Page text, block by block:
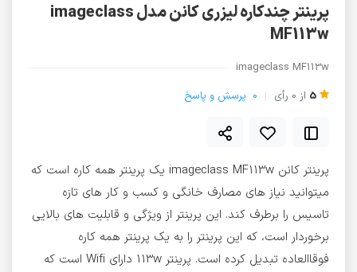
پرینتر چندکاره لیزری کانن مدل imageclass
MF113w
imageclass MF113w
5 از 0 رأی 0 پرسش و پاسخ
پرینتر کانن imageclass MF113w یک پرینتر همه کاره است که
میتوانید نیاز های مصارف خانگی و کسب و کار های تازه
تاسیس را برطرف کند. این پرینتر از ویژگی و قابلیت های بالایی
برخوردار است، که این پرینتر را به یک پرینتر همه کاره
فوقاالعاده تبدیل کرده است. پرینتر 113w دارای Wifi است که